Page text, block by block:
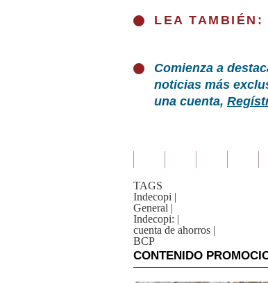
LEA TAMBIÉN:
Comienza a
noticias más
una cuenta,
TAGS
Indecopi |
General |
Indecopi: |
cuenta de ahorros |
BCP